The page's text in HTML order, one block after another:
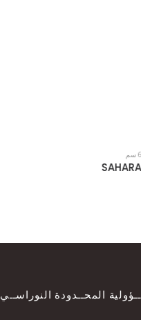
المحــدودة النوراســي